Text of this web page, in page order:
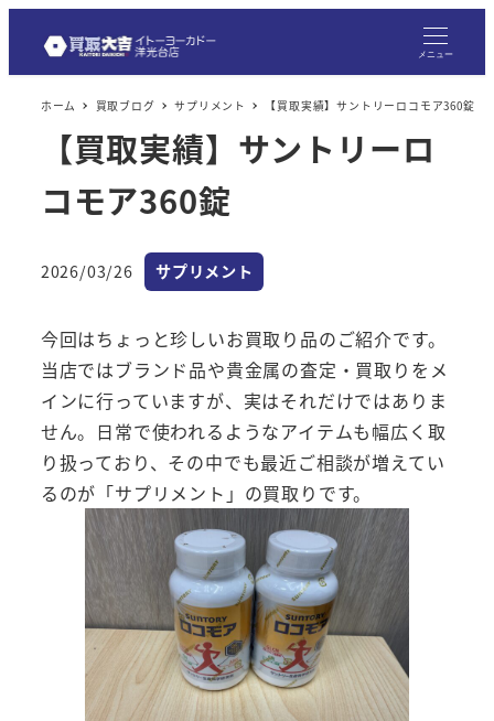
メニュー
ホーム 買取ブログ サプリメント 【買取実績】サントリーロコモア360錠
【買取実績】サントリーロ
コモア360錠
投稿日
2026/03/26 カテゴリー
サプリメント
今回はちょっと珍しいお買取り品のご紹介です。
当店ではブランド品や貴金属の査定・買取りをメ
インに行っていますが、実はそれだけではありま
せん。日常で使われるようなアイテムも幅広く取
り扱っており、その中でも最近ご相談が増えてい
るのが「サプリメント」の買取りです。